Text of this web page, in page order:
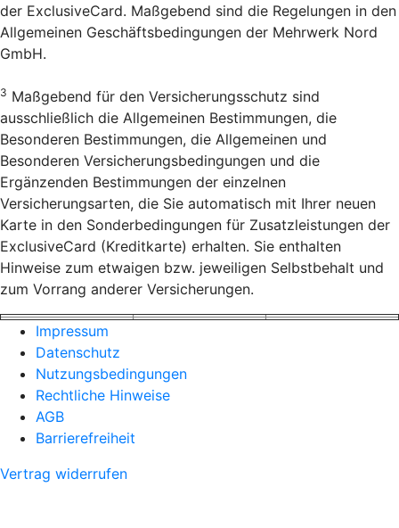
der ExclusiveCard. Maßgebend sind die Regelungen in den
Allgemeinen Geschäftsbedingungen der Mehrwerk Nord
GmbH.
3 Maßgebend für den Versicherungsschutz sind
ausschließlich die Allgemeinen Bestimmungen, die
Besonderen Bestimmungen, die Allgemeinen und
Besonderen Versicherungsbedingungen und die
Ergänzenden Bestimmungen der einzelnen
Versicherungsarten, die Sie automatisch mit Ihrer neuen
Karte in den Sonderbedingungen für Zusatzleistungen der
ExclusiveCard (Kreditkarte) erhalten. Sie enthalten
Hinweise zum etwaigen bzw. jeweiligen Selbstbehalt und
zum Vorrang anderer Versicherungen.
Impressum
Datenschutz
Nutzungsbedingungen
Rechtliche Hinweise
AGB
Barrierefreiheit
Vertrag widerrufen